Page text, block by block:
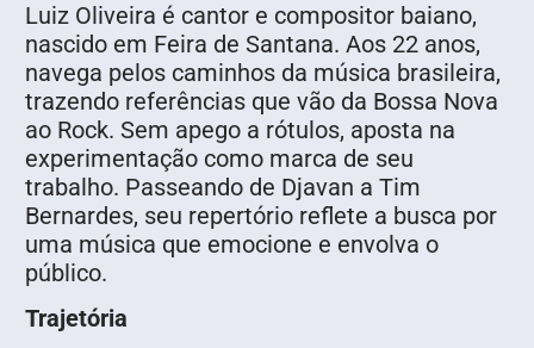
Luiz Oliveira é cantor e compositor baiano,
nascido em Feira de Santana. Aos 22 anos,
navega pelos caminhos da música brasileira,
trazendo referências que vão da Bossa Nova
ao Rock. Sem apego a rótulos, aposta na
experimentação como marca de seu
trabalho. Passeando de Djavan a Tim
Bernardes, seu repertório reflete a busca por
uma música que emocione e envolva o
público.
Trajetória